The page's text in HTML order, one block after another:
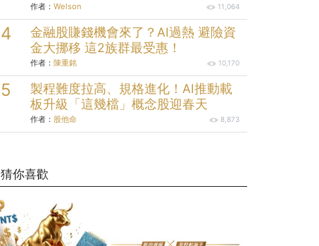
作者： Welson 11,064
金融股賺錢機會來了？AI過熱 避險資
金大挪移 這2族群最受惠！
作者： 陳重銘 10,170
製程難度拉高、規格進化！AI推動載
板升級「這幾檔」概念股迎春天
作者： 股他命 8,873
猜你喜歡